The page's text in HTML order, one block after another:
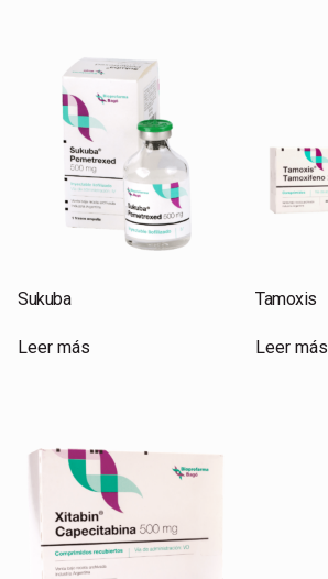
Sukuba
Leer más
Tamoxis
Leer más